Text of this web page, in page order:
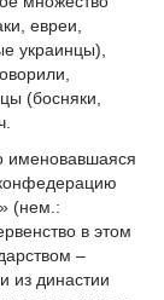
евреи,
украинцы),
(босняки,
именовавшаяся
(нем.:
в этом
–
из династии